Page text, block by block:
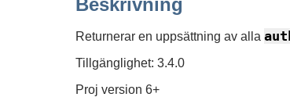
Returnerar en uppsättning av alla
Tillgänglighet: 3.4.0
Proj version 6+